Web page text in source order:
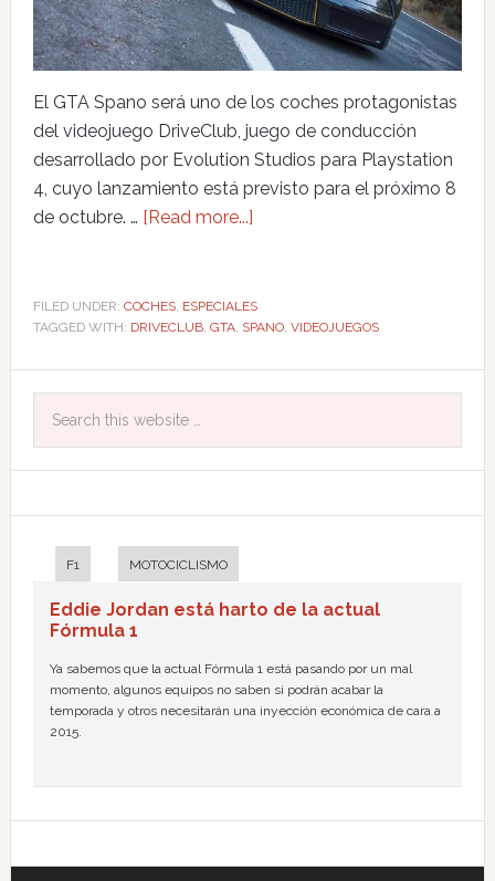
El GTA Spano será uno de los coches protagonistas
del videojuego DriveClub, juego de conducción
desarrollado por Evolution Studios para Playstation
4, cuyo lanzamiento está previsto para el próximo 8
de octubre. … [Read more...]
FILED UNDER: COCHES, ESPECIALES
TAGGED WITH: DRIVECLUB, GTA, SPANO, VIDEOJUEGOS
F1 MOTOCICLISMO
Eddie Jordan está harto de la actual
Fórmula 1
Ya sabemos que la actual Fórmula 1 está pasando por un mal
momento, algunos equipos no saben si podrán acabar la
temporada y otros necesitarán una inyección económica de cara a
2015.